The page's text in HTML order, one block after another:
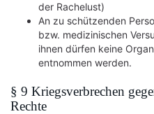
der Rachelust)
An zu schützenden
bzw. medizinischen
ihnen dürfen keine
entnommen werden.
§ 9 Kriegsverbrechen
Rechte